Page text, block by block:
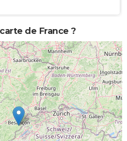
de France ?